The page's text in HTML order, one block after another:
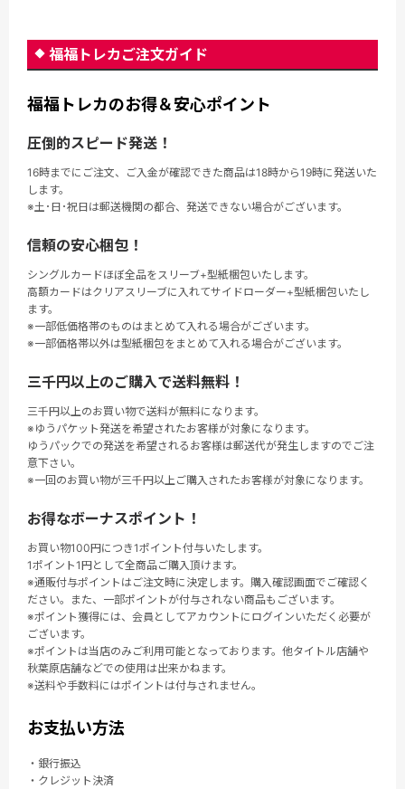
福福トレカご注文ガイド
福福トレカのお得＆安心ポイント
圧倒的スピード発送！
16時までにご注文、ご入金が確認できた商品は18時から19時に発送いた
します。
※土･日･祝日は郵送機関の都合、発送できない場合がございます。
信頼の安心梱包！
シングルカードほぼ全品をスリーブ+型紙梱包いたします。
高額カードはクリアスリーブに入れてサイドローダー+型紙梱包いたし
ます。
※一部低価格帯のものはまとめて入れる場合がございます。
※一部価格帯以外は型紙梱包をまとめて入れる場合がございます。
三千円以上のご購入で送料無料！
三千円以上のお買い物で送料が無料になります。
※ゆうパケット発送を希望されたお客様が対象になります。
ゆうパックでの発送を希望されるお客様は郵送代が発生しますのでご注
意下さい。
※一回のお買い物が三千円以上ご購入されたお客様が対象になります。
お得なボーナスポイント！
お買い物100円につき1ポイント付与いたします。
1ポイント1円として全商品ご購入頂けます。
※通販付与ポイントはご注文時に決定します。購入確認画面でご確認く
ださい。また、一部ポイントが付与されない商品もございます。
※ポイント獲得には、会員としてアカウントにログインいただく必要が
ございます。
※ポイントは当店のみご利用可能となっております。他タイトル店舗や
秋葉原店舗などでの使用は出来かねます。
※送料や手数料にはポイントは付与されません。
お支払い方法
・銀行振込
・クレジット決済